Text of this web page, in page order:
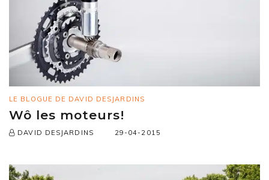
LE BLOGUE DE DAVID DESJARDINS
Wô les moteurs!
DAVID DESJARDINS 29-04-2015